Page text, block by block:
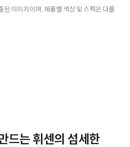
된 이미지이며, 제품별 색상 및 스펙은 다를
드는 휘센의 섬세한